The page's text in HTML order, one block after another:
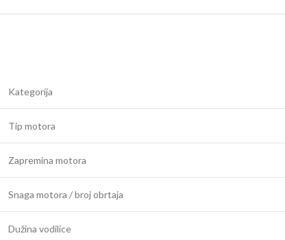
Kategorija
Tip motora
Zapremina motora
Snaga motora / broj obrtaja
Dužina vodilice